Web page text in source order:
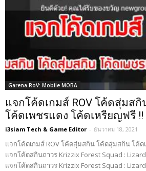
Garena RoV: Mobile MOBA
แจกโค้ดเกมส์ ROV โค้ดสุ่มส
โค้ดเพชรแดง โค้ดเหรียญฟรี !!
i3siam Tech & Game Editor - ธันวาคม 18, 2021
แจกโค้ดเกมส์ ROV โค้ดสุ่มสกิน โค้ดสุ่มสกิน โค้ด
แจกโค้ดสกินถาวร Krizzix Forest Squad :
แจกโค้ดสกินถาวร Krizzix Forest Squad : Lizard